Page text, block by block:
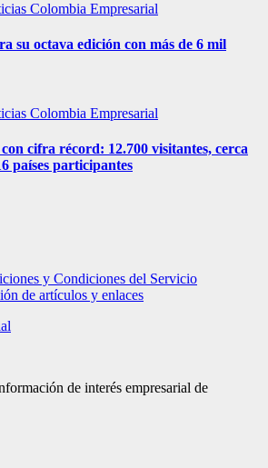
Colombia Empresarial
su octava edición con más de 6 mil
Colombia Empresarial
cifra récord: 12.700 visitantes, cerca
países participantes
y Condiciones del Servicio
de artículos y enlaces
de interés empresarial de